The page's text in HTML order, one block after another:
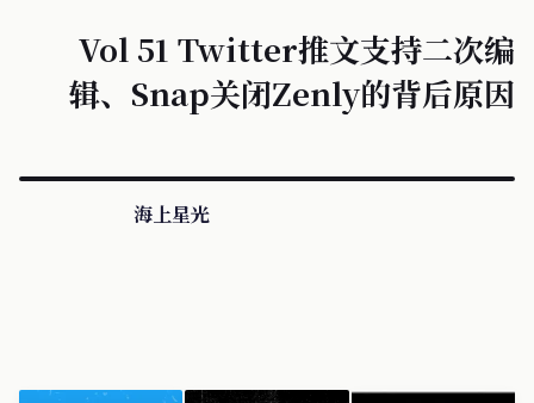
Vol 51 Twitter推文支持二次编
辑、Snap关闭Zenly的背后原因
海上星光